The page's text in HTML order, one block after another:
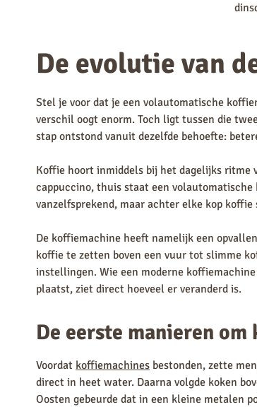
De evolutie van
Stel je voor dat je een volautomatische
verschil oogt enorm. Toch ligt tussen die
stap ontstond vanuit dezelfde behoefte:
Koffie hoort inmiddels bij het dagelijks ritme
cappuccino, thuis staat een
vanzelfsprekend, maar achter elke kop
De koffiemachine heeft namelijk een
koffie te zetten boven een vuur tot slimme
instellingen. Wie een moderne
plaatst, ziet direct hoeveel er veranderd is.
De eerste manieren
Voordat koffiemachines bestonden, zette men
direct in heet water. Daarna volgde koken
Oosten gebeurde dat in een kleine metalen